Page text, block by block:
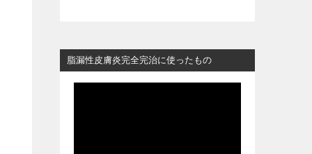
脂漏性皮膚炎完全完治に使ったもの